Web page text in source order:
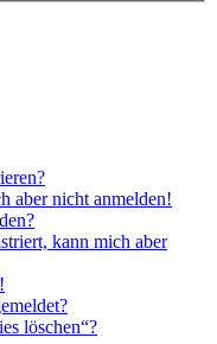
aber nicht anmelden!
kann mich aber
löschen“?